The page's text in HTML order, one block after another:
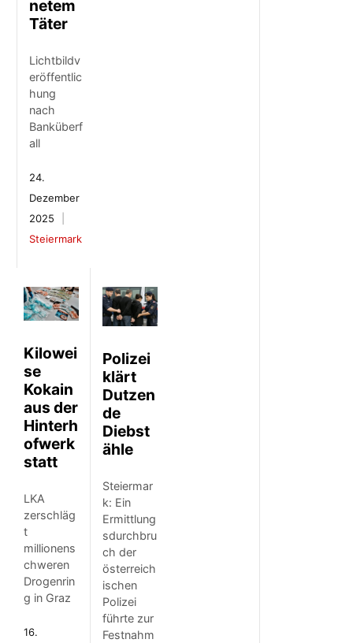
netem
Täter
Lichtbildv
eröffentlic
hung
nach
Banküberf
all
24.
Dezember
2025
Steiermark
Kilowei
se
Kokain
aus der
Hinterh
ofwerk
statt
LKA
zerschläg
t
millionens
chweren
Drogenrin
g in Graz
16.
Polizei
klärt
Dutzen
de
Diebst
ähle
Steiermar
k: Ein
Ermittlung
sdurchbru
ch der
österreich
ischen
Polizei
führte zur
Festnahm